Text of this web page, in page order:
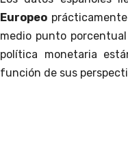
Europeo
medio punto
política monetaria
función de sus